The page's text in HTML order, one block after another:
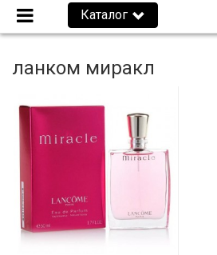
Каталог
ланком миракл